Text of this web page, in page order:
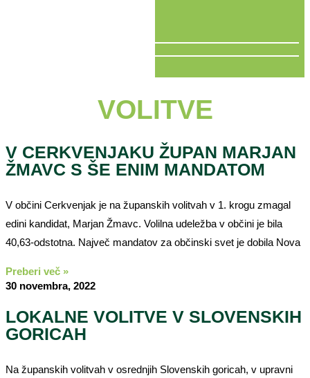
VOLITVE
V CERKVENJAKU ŽUPAN MARJAN
ŽMAVC S ŠE ENIM MANDATOM
V občini Cerkvenjak je na županskih volitvah v 1. krogu zmagal
edini kandidat, Marjan Žmavc. Volilna udeležba v občini je bila
40,63-odstotna. Največ mandatov za občinski svet je dobila Nova
Preberi več »
30 novembra, 2022
LOKALNE VOLITVE V SLOVENSKIH
GORICAH
Na županskih volitvah v osrednjih Slovenskih goricah, v upravni